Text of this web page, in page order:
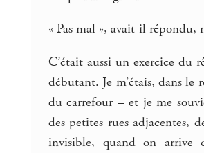
« Pas mal », avait-il répondu,
C’était aussi un exercice du
débutant. Je m’étais, dans le
du carrefour – et je me
des petites rues adjacentes,
invisible, quand on arrive